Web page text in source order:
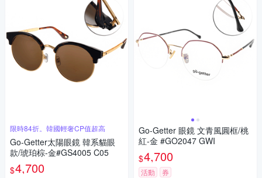
限時84折。韓國輕奢CP值超高
Go-Getter太陽眼鏡 韓系貓眼
款/琥珀棕-金#GS4005 C05
$4,700
Go-Getter 眼鏡 文青風圓框/桃
紅-金 #GO2047 GWI
$4,700
活動 券